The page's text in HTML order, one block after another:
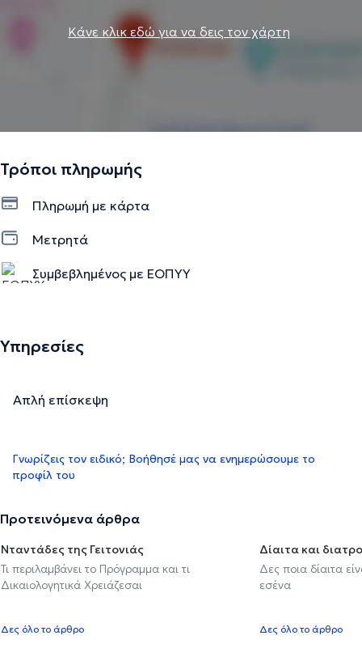
Κάνε κλικ εδώ για να δεις τον χάρτη
Τρόποι πληρωμής
Πληρωμή με κάρτα
Μετρητά
Συμβεβλημένος με ΕΟΠΥΥ
Υπηρεσίες
Απλή επίσκεψη
Γνωρίζεις τον ειδικό; Βοήθησέ μας να ενημερώσουμε το
προφίλ του
Προτεινόμενα άρθρα
Νταντάδες της Γειτονιάς
Τι περιλαμβάνει το Πρόγραμμα και τι
Δικαιολογητικά Χρειάζεσαι
Δες όλο το άρθρο
Δίαιτα και
Δες ποια δίαιτα
εσένα
Δες όλο το άρθρο